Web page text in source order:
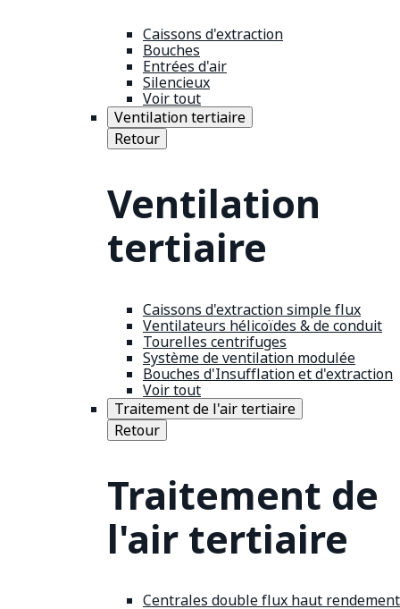
Caissons d'extraction
Bouches
Entrées d'air
Silencieux
Voir tout
Ventilation tertiaire
Retour
Ventilation
tertiaire
Caissons d'extraction simple flux
Ventilateurs hélicoïdes & de conduit
Tourelles centrifuges
Système de ventilation modulée
Bouches d'Insufflation et d'extraction
Voir tout
Traitement de l'air tertiaire
Retour
Traitement de
l'air tertiaire
Centrales double flux haut rendement